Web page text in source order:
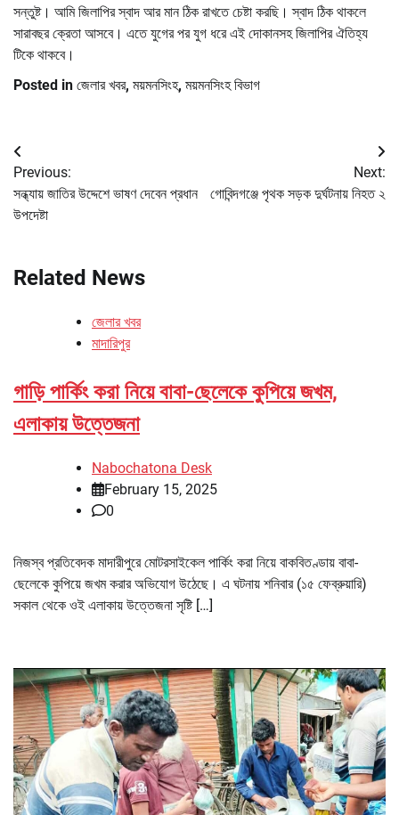
সন্তুষ্ট। আমি জিলাপির স্বাদ আর মান ঠিক রাখতে চেষ্টা করছি। স্বাদ ঠিক থাকলে
সারাবছর ক্রেতা আসবে। এতে যুগের পর যুগ ধরে এই দোকানসহ জিলাপির ঐতিহ্য
টিকে থাকবে।
Posted in জেলার খবর, ময়মনসিংহ, ময়মনসিংহ বিভাগ
Post
navigation
Previous:
সন্ধ্যায় জাতির উদ্দেশে ভাষণ দেবেন প্রধান
উপদেষ্টা
Next:
গোবিন্দগঞ্জে পৃথক সড়ক দুর্ঘটনায় নিহত ২
Related News
জেলার খবর
মাদারিপুর
গাড়ি পার্কিং করা নিয়ে বাবা-ছেলেকে কুপিয়ে জখম,
এলাকায় উত্তেজনা
Nabochatona Desk
February 15, 2025
0
নিজস্ব প্রতিবেদক মাদারীপুরে মোটরসাইকেল পার্কিং করা নিয়ে বাকবিতণ্ডায় বাবা-
ছেলেকে কুপিয়ে জখম করার অভিযোগ উঠেছে। এ ঘটনায় শনিবার (১৫ ফেব্রুয়ারি)
সকাল থেকে ওই এলাকায় উত্তেজনা সৃষ্টি […]